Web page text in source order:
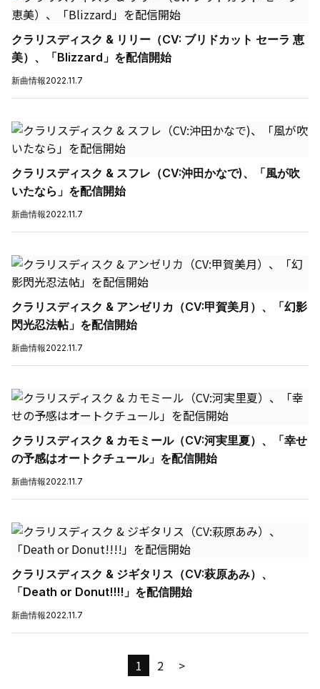
クラリスディスク & リリー（CV: ブリドカット セーラ 恵
美）、「Blizzard」を配信開始
新曲情報2022.11.7
クラリスディスク & スフレ（CV:沖田かなで)、「風が吹
いたなら」を配信開始
新曲情報2022.11.7
クラリスディスク & アンゼリカ（CV:甲賀美月）、「幻影
閃光忍法帖」を配信開始
新曲情報2022.11.7
クラリスディスク & カモミール（CV:河実里夏）、「幸せ
の予感はオートクチュール」を配信開始
新曲情報2022.11.7
クラリスディスク & ジギタリス（CV:萩原あみ）、
「Death or Donut!!!!」を配信開始
新曲情報2022.11.7
1 2 >